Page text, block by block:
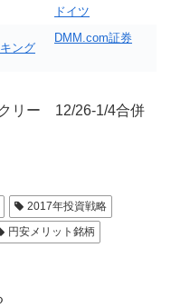
ドイツ
ング
DMM.com証券
リー 12/26-1/4合併
2017年投資戦略
円安メリット銘柄